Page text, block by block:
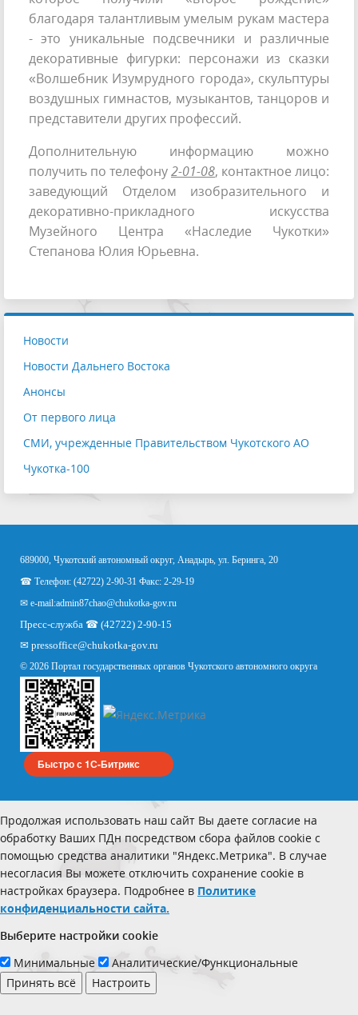
благодаря талантливым умелым рукам мастера
- это уникальные подсвечники и различные
декоративные фигурки: персонажи из сказки
«Волшебник Изумрудного города», скульптуры
воздушных гимнастов, музыкантов, танцоров и
представители других профессий.
Дополнительную информацию можно
получить по телефону2-01-08, контактное лицо:
заведующий Отделом изобразительного и
декоративно-прикладного искусства
Музейного Центра «Наследие Чукотки»
Степанова Юлия Юрьевна.
Новости
Новости Дальнего Востока
Анонсы
От первого лица
СМИ, учрежденные Правительством Чукотского АО
Чукотка-100
689000, Чукотский автономный округ, Анадырь, ул. Беринга, 20
☎ Телефон: (42722) 2-90-31 Факс: 2-29-19
✉ e-mail:admin87chao@chukotka-gov.ru
Пресс-служба ☎ (42722) 2-90-15
✉ pressoffice@chukotka-gov.ru
© 2026 Портал государственных органов Чукотского автономного округа
Быстро с 1С-Битрикс
Продолжая использовать наш сайт Вы даете согласие на
обработку Ваших ПДн посредством сбора файлов cookie с
помощью средства аналитики "Яндекс.Метрика". В случае
несогласия Вы можете отключить сохранение cookie в
настройках браузера. Подробнее в Политике
конфиденциальности сайта.
Выберите настройки cookie
Минимальные
Аналитические/Функциональные
Принять всё
Настроить